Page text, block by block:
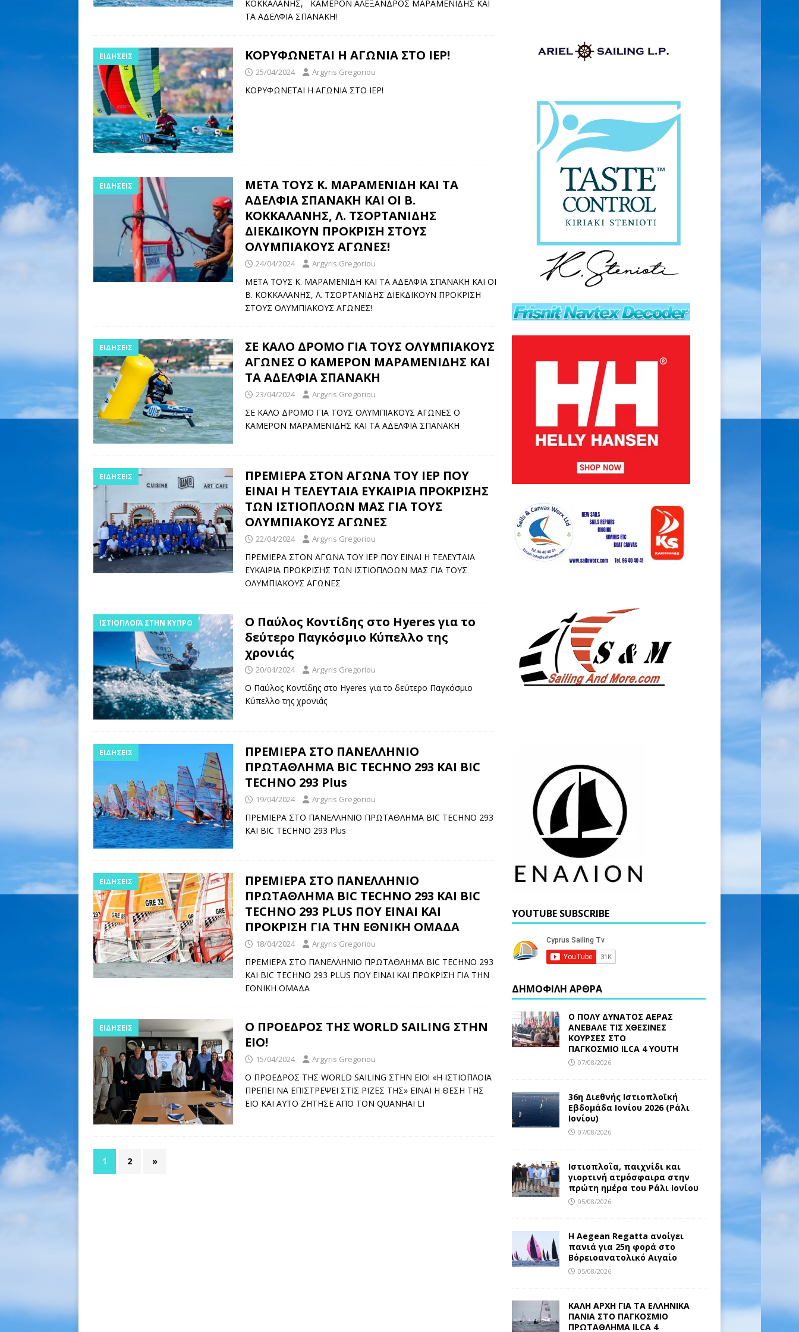
ΚΟΚΚΑΛΑΝΗΣ, ΚΑΜΕΡΟΝ ΑΛΕΞΑΝΔΡΟΣ ΜΑΡΑΜΕΝΙΔΗΣ ΚΑΙ
ΤΑ ΑΔΕΛΦΙΑ ΣΠΑΝΑΚΗ!
ΕΙΔΉΣΕΙΣ ΚΟΡΥΦΩΝΕΤΑΙ Η ΑΓΩΝΙΑ ΣΤΟ ΙΕΡ!
25/04/2024 Argyris Gregoriou
ΚΟΡΥΦΩΝΕΤΑΙ Η ΑΓΩΝΙΑ ΣΤΟ ΙΕΡ!
ΕΙΔΉΣΕΙΣ
ΜΕΤΑ ΤΟΥΣ Κ. ΜΑΡΑΜΕΝΙΔΗ ΚΑΙ ΤΑ
ΑΔΕΛΦΙΑ ΣΠΑΝΑΚΗ ΚΑΙ ΟΙ Β.
ΚΟΚΚΑΛΑΝΗΣ, Λ. ΤΣΟΡΤΑΝΙΔΗΣ
ΔΙΕΚΔΙΚΟΥΝ ΠΡΟΚΡΙΣΗ ΣΤΟΥΣ
ΟΛΥΜΠΙΑΚΟΥΣ ΑΓΩΝΕΣ!
24/04/2024 Argyris Gregoriou
ΜΕΤΑ ΤΟΥΣ Κ. ΜΑΡΑΜΕΝΙΔΗ ΚΑΙ ΤΑ ΑΔΕΛΦΙΑ ΣΠΑΝΑΚΗ ΚΑΙ ΟΙ
Β. ΚΟΚΚΑΛΑΝΗΣ, Λ. ΤΣΟΡΤΑΝΙΔΗΣ ΔΙΕΚΔΙΚΟΥΝ ΠΡΟΚΡΙΣΗ
ΣΤΟΥΣ ΟΛΥΜΠΙΑΚΟΥΣ ΑΓΩΝΕΣ!
ΕΙΔΉΣΕΙΣ
ΣΕ ΚΑΛΟ ΔΡΟΜΟ ΓΙΑ ΤΟΥΣ ΟΛΥΜΠΙΑΚΟΥΣ
ΑΓΩΝΕΣ Ο ΚΑΜΕΡΟΝ ΜΑΡΑΜΕΝΙΔΗΣ ΚΑΙ
ΤΑ ΑΔΕΛΦΙΑ ΣΠΑΝΑΚΗ
23/04/2024 Argyris Gregoriou
ΣΕ ΚΑΛΟ ΔΡΟΜΟ ΓΙΑ ΤΟΥΣ ΟΛΥΜΠΙΑΚΟΥΣ ΑΓΩΝΕΣ Ο
ΚΑΜΕΡΟΝ ΜΑΡΑΜΕΝΙΔΗΣ ΚΑΙ ΤΑ ΑΔΕΛΦΙΑ ΣΠΑΝΑΚΗ
ΕΙΔΉΣΕΙΣ
ΠΡΕΜΙΕΡΑ ΣΤΟΝ ΑΓΩΝΑ ΤΟΥ ΙΕΡ ΠΟΥ
ΕΙΝΑΙ Η ΤΕΛΕΥΤΑΙΑ ΕΥΚΑΙΡΙΑ ΠΡΟΚΡΙΣΗΣ
ΤΩΝ ΙΣΤΙΟΠΛΟΩΝ ΜΑΣ ΓΙΑ ΤΟΥΣ
ΟΛΥΜΠΙΑΚΟΥΣ ΑΓΩΝΕΣ
22/04/2024 Argyris Gregoriou
ΠΡΕΜΙΕΡΑ ΣΤΟΝ ΑΓΩΝΑ ΤΟΥ ΙΕΡ ΠΟΥ ΕΙΝΑΙ Η ΤΕΛΕΥΤΑΙΑ
ΕΥΚΑΙΡΙΑ ΠΡΟΚΡΙΣΗΣ ΤΩΝ ΙΣΤΙΟΠΛΟΩΝ ΜΑΣ ΓΙΑ ΤΟΥΣ
ΟΛΥΜΠΙΑΚΟΥΣ ΑΓΩΝΕΣ
ΙΣΤΙΟΠΛΟΪ́Α ΣΤΗΝ ΚΎΠΡΟ
Ο Παύλος Κοντίδης στο Hyeres για το
δεύτερο Παγκόσμιο Κύπελλο της
χρονιάς
20/04/2024 Argyris Gregoriou
Ο Παύλος Κοντίδης στο Hyeres για το δεύτερο Παγκόσμιο
Κύπελλο της χρονιάς
ΕΙΔΉΣΕΙΣ
ΠΡΕΜΙΕΡΑ ΣΤΟ ΠΑΝΕΛΛΗΝΙΟ
ΠΡΩΤΑΘΛΗΜΑ BIC TECHNO 293 ΚΑΙ BIC
TECHNO 293 Plus
19/04/2024 Argyris Gregoriou
ΠΡΕΜΙΕΡΑ ΣΤΟ ΠΑΝΕΛΛΗΝΙΟ ΠΡΩΤΑΘΛΗΜΑ BIC TECHNO 293
ΚΑΙ BIC TECHNO 293 Plus
ΕΙΔΉΣΕΙΣ
ΠΡΕΜΙΕΡΑ ΣΤΟ ΠΑΝΕΛΛΗΝΙΟ
ΠΡΩΤΑΘΛΗΜΑ BIC TECHNO 293 KAI BIC
TECHNO 293 PLUS ΠΟΥ ΕΙΝΑΙ ΚΑΙ
ΠΡΟΚΡΙΣΗ ΓΙΑ ΤΗΝ ΕΘΝΙΚΗ ΟΜΑΔΑ
18/04/2024 Argyris Gregoriou
ΠΡΕΜΙΕΡΑ ΣΤΟ ΠΑΝΕΛΛΗΝΙΟ ΠΡΩΤΑΘΛΗΜΑ BIC TECHNO 293
KAI BIC TECHNO 293 PLUS ΠΟΥ ΕΙΝΑΙ ΚΑΙ ΠΡΟΚΡΙΣΗ ΓΙΑ ΤΗΝ
ΕΘΝΙΚΗ ΟΜΑΔΑ
ΕΙΔΉΣΕΙΣ
Ο ΠΡΟΕΔΡΟΣ ΤΗΣ WORLD SAILING ΣΤΗΝ
ΕΙΟ!
15/04/2024 Argyris Gregoriou
Ο ΠΡΟΕΔΡΟΣ ΤΗΣ WORLD SAILING ΣΤΗΝ ΕΙΟ! «Η ΙΣΤΙΟΠΛΟΪΑ
ΠΡΕΠΕΙ ΝΑ ΕΠΙΣΤΡΕΨΕΙ ΣΤΙΣ ΡΙΖΕΣ ΤΗΣ» ΕΙΝΑΙ Η ΘΕΣΗ ΤΗΣ
ΕΙΟ ΚΑΙ ΑΥΤΟ ΖΗΤΗΣΕ ΑΠΟ ΤΟΝ QUANHAI LI
1 2 »
YOUTUBE SUBSCRIBE
ΔΗΜΟΦΙΛΗ ΑΡΘΡΑ
Ο ΠΟΛΥ ΔΥΝΑΤΟΣ ΑΕΡΑΣ
ΑΝΕΒΑΛΕ ΤΙΣ ΧΘΕΣΙΝΕΣ
ΚΟΥΡΣΕΣ ΣΤΟ
ΠΑΓΚΟΣΜΙΟ ILCA 4 YOUTH
07/08/2026
36η Διεθνής Ιστιοπλοϊκή
Εβδομάδα Ιονίου 2026 (Ράλι
Ιονίου)
07/08/2026
Ιστιοπλοΐα, παιχνίδι και
γιορτινή ατμόσφαιρα στην
πρώτη ημέρα του Ράλι Ιονίου
05/08/2026
Η Aegean Regatta ανοίγει
πανιά για 25η φορά στο
Βόρειοανατολικό Αιγαίο
05/08/2026
ΚΑΛΗ ΑΡΧΗ ΓΙΑ ΤΑ ΕΛΛΗΝΙΚΑ
ΠΑΝΙΑ ΣΤΟ ΠΑΓΚΟΣΜΙΟ
ΠΡΩΤΑΘΛΗΜΑ ILCA 4